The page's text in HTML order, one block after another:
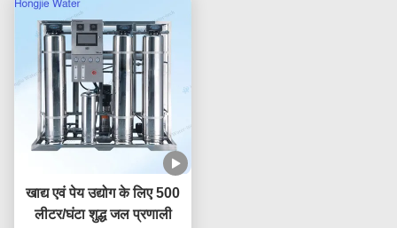
खाद्य एवं पेय उद्योग के लिए 500
लीटर/घंटा शुद्ध जल प्रणाली